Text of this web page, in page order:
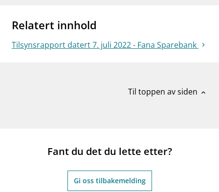
Relatert innhold
Tilsynsrapport datert 7. juli 2022 - Fana Sparebank
Til toppen av siden expand_less
Fant du det du lette etter?
Gi oss tilbakemelding